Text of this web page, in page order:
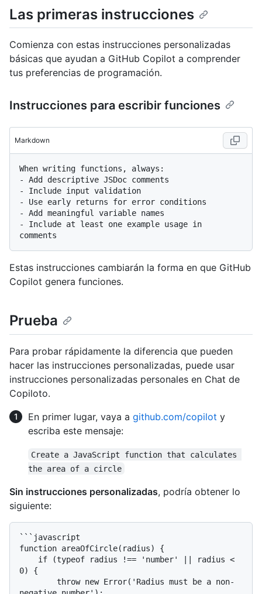
Las primeras instrucciones
Comienza con estas instrucciones personalizadas
básicas que ayudan a GitHub Copilot a comprender
tus preferencias de programación.
Instrucciones para escribir funciones
Markdown
-
-
-
-
-
Include at least one example usage in
Estas instrucciones cambiarán la forma en que GitHub
Copilot genera funciones.
Prueba
Para probar rápidamente la diferencia que pueden
hacer las instrucciones personalizadas, puede usar
instrucciones personalizadas personales en Chat de
Copiloto.
En primer lugar, vaya a github.com/copilot y
escriba este mensaje:
Create a JavaScript function that calculates
the area of a circle
Sin instrucciones personalizadas, podría obtener lo
siguiente:
```javascript
function areaOfCircle(radius) {
0) {